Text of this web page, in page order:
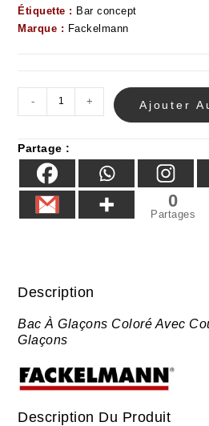
Étiquette : Bar concept
Marque : Fackelmann
- + Ajouter
Partage :
0
Partages
Description
Bac À Glaçons Coloré Avec
Glaçons
Description Du Produit